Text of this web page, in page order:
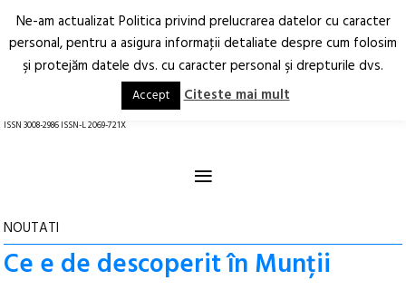
Arhitectură.
Oraș.
RO EN
ISSN 3008-2986 ISSN-L 2069-721X
≡
NOUTATI
Ce e de descoperit în Munții
Ne-am actualizat Politica privind prelucrarea datelor cu caracter
personal, pentru a asigura informaţii detaliate despre cum folosim
şi protejăm datele dvs. cu caracter personal şi drepturile dvs.
Accept Citeste mai mult